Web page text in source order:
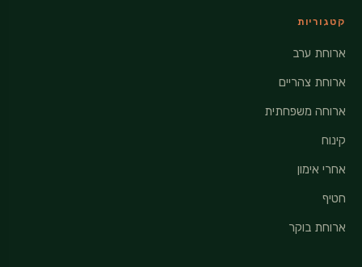
קטגוריות
ארוחת ערב
ארוחת צהריים
ארוחה משפחתית
קינוח
אחרי אימון
חטיף
ארוחת בוקר